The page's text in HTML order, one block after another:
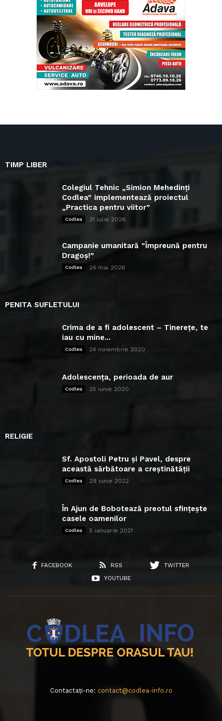
TIMP LIBER
Colegiul Tehnic „Simion Mehedinți
Codlea” implementează proiectul
„Practica pentru viitor”
Codlea 31 iulie 2026
Campanie umanitară ”Împreună pentru
Dragoș!”
Codlea 24 mai 2026
PENITA SUFLETULUI
Crima de a fi adolescent – Tinerețe, te
iau cu mine...
Codlea 24 noiembrie 2020
Adolescența, perioada de aur
Codlea 25 iunie 2020
RELIGIE
Sf. Apostoli Petru și Pavel, despre
această sărbătoare a creștinătății
Codlea 29 iunie 2022
În Ajun de Bobotează preotul sfințește
casele oamenilor
Codlea 5 ianuarie 2021
FACEBOOK RSS
TWITTER
YOUTUBE
Contactați-ne: contact@codlea-info.ro